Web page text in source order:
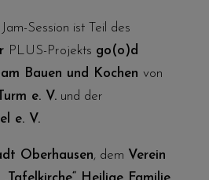
Session ist Teil des
PLUS-Projekts go(o)d
Bauen und Kochen von
e. V.und der
e. V.
Oberhausen, dem Verein